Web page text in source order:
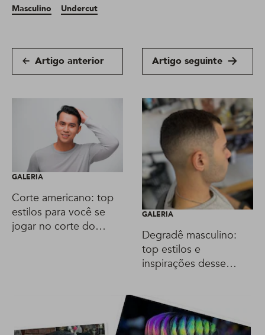
Masculino Undercut
Artigo anterior Artigo seguinte
GALERIA
Corte americano: top
estilos para você se
jogar no corte do
GALERIA
Degradê masculino:
top estilos e
inspirações desse